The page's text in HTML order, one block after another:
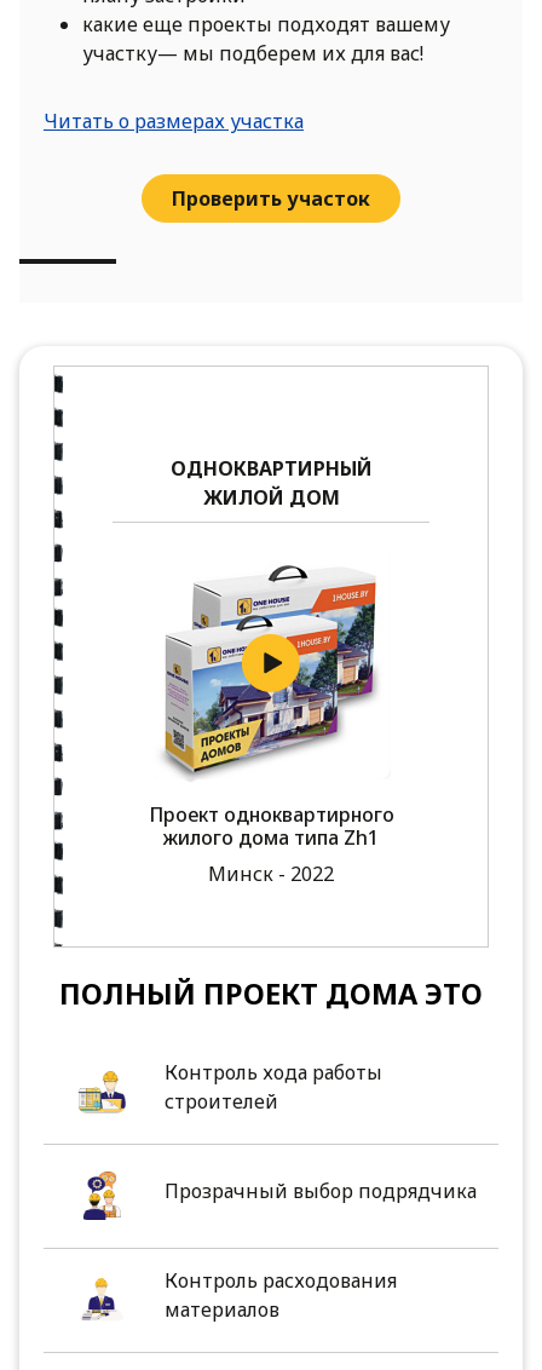
какие еще проекты подходят вашему
участку— мы подберем их для вас!
Читать о размерах участка
Проверить участок
ОДНОКВАРТИРНЫЙ
ЖИЛОЙ ДОМ
Проект одноквартирного
жилого дома типа Zh1
Минск - 2022
ПОЛНЫЙ ПРОЕКТ ДОМА ЭТО
Контроль хода работы
строителей
Прозрачный выбор подрядчика
Контроль расходования
материалов